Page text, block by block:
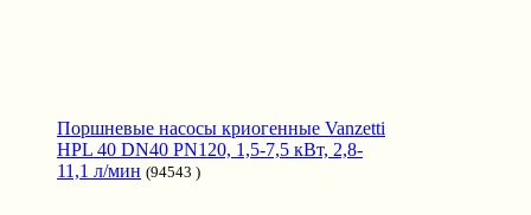
Поршневые насосы криогенные Vanzetti
HPL 40 DN40 PN120, 1,5-7,5 кВт, 2,8-
11,1 л/мин (94543 )